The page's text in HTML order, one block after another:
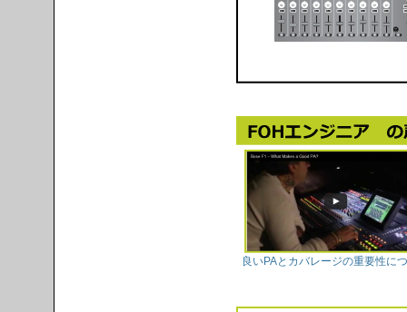
良いPAとカバレージの重要性に